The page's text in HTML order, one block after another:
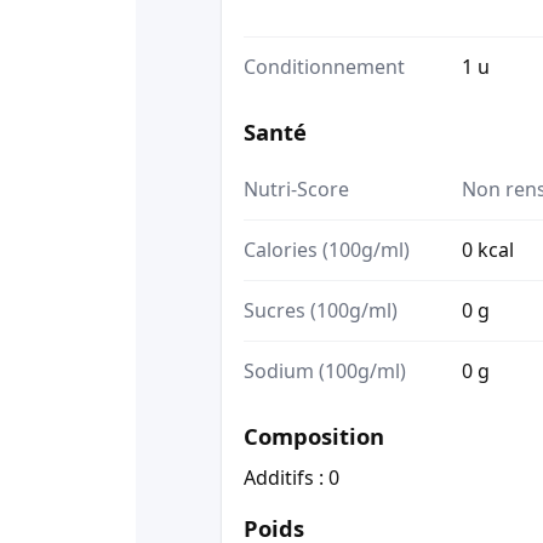
Conditionnement 1 u
Santé
Nutri-Score Non
Calories (100g/ml) 0 kcal
Sucres (100g/ml) 0 g
Sodium (100g/ml) 0 g
Composition
Additifs : 0
Poids